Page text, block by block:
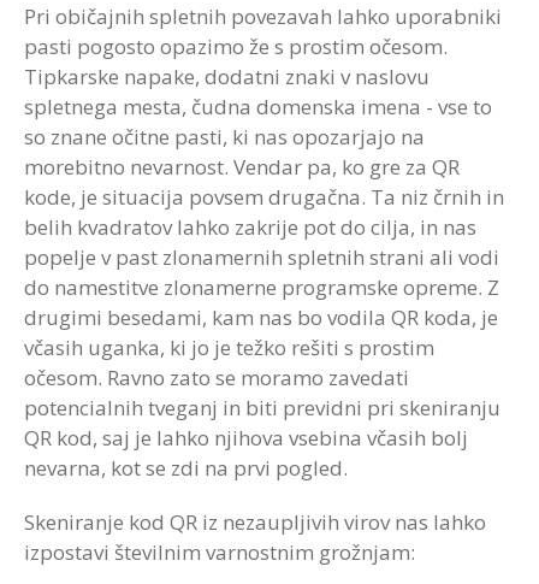
Pri običajnih spletnih povezavah lahko uporabniki
pasti pogosto opazimo že s prostim očesom.
Tipkarske napake, dodatni znaki v naslovu
spletnega mesta, čudna domenska imena - vse to
so znane očitne pasti, ki nas opozarjajo na
morebitno nevarnost. Vendar pa, ko gre za QR
kode, je situacija povsem drugačna. Ta niz črnih in
belih kvadratov lahko zakrije pot do cilja, in nas
popelje v past zlonamernih spletnih strani ali vodi
do namestitve zlonamerne programske opreme. Z
drugimi besedami, kam nas bo vodila QR koda, je
včasih uganka, ki jo je težko rešiti s prostim
očesom. Ravno zato se moramo zavedati
potencialnih tveganj in biti previdni pri skeniranju
QR kod, saj je lahko njihova vsebina včasih bolj
nevarna, kot se zdi na prvi pogled.
Skeniranje kod QR iz nezaupljivih virov nas lahko
izpostavi številnim varnostnim grožnjam: